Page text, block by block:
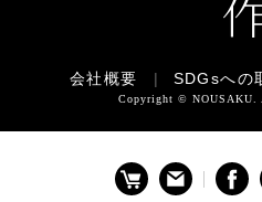
会社概要 | SDGsへの
Copyright © NOUSAKU.